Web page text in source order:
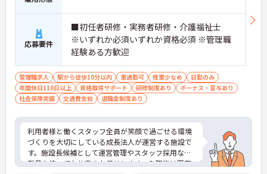
月平均10時間以内と少なめであります
・年間休日110日のほかご自身の誕生月に1日取得で
きる誕生日休暇があります
・産休育休や子どもの看護休暇などライフステージ
の変化に合わせて柔軟にお休みできます
【手厚いサポートとキャリアアップ体制】
・働きながらさらなる上位資格を目指せる費用全額
負担の資格取得支援制度があります
・サービス提供責任者としてケアプランの立案など
応募要件
■初任者研修・実務者研修・介護福祉士
※いずれか必須いずれか資格必須 ※管理職
経験ある方歓迎
管理職求人 駅から徒歩10分以内 車通勤可 残業少なめ
日勤のみ
年間休日110日以上
資格取得サポート 研修制度あり
ボーナス・賞与あり
社会保険完備
交通費支給 退職金制度あり
利用者様と働くスタッフ全員が笑顔で過ごせる環境
づくりを大切にしている成長法人が運営する施設で
す。施設長候補として運営管理やスタッフ採用など
裁量を持ってお仕事をお任せします。入職後は既存